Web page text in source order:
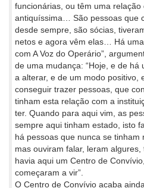
funcionárias, ou têm uma relação
antiquíssima… São pessoas que
desde sempre, são sócias,
netos e agora vêm elas… Há
com A Voz do Operário”,
de uma mudança: “Hoje, e de
a alterar, e de um modo positivo,
conseguir trazer pessoas, que
tinham esta relação com a
ter. Quando para aqui vim, as
sempre aqui tinham estado, isto
há pessoas que nunca se tinham
mas ouviram falar, leram
havia aqui um Centro de
começaram a vir”.
O Centro de Convívio acaba